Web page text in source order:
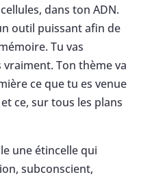
dans ton ADN.
outil puissant afin de
Tu vas
Ton thème va
ce que tu es venue
ce, sur tous les plans
une étincelle qui
subconscient,